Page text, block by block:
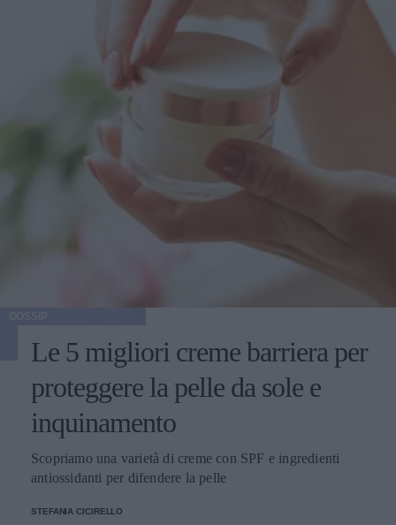
Le 5 migliori creme barriera per
proteggere la pelle da sole e
inquinamento
Scopriamo una varietà di creme con SPF e ingredienti
antiossidanti per difendere la pelle
STEFANIA CICIRELLO